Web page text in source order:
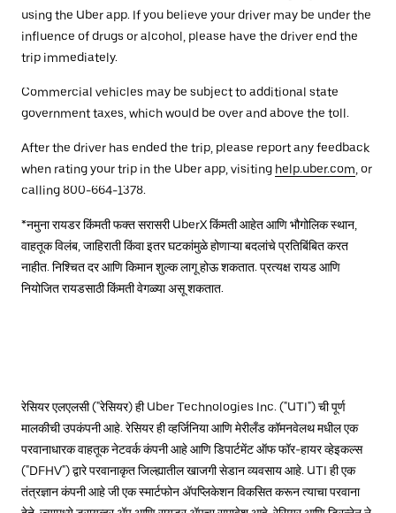
using the Uber app. If you believe your driver may be under the
influence of drugs or alcohol, please have the driver end the
trip immediately.
Commercial vehicles may be subject to additional state
government taxes, which would be over and above the toll.
After the driver has ended the trip, please report any feedback
when rating your trip in the Uber app, visiting help.uber.com , or
calling 800-664-1378.
*नमुना रायडर किंमती फक्त सरासरी UberX किंमती आहेत आणि भौगोलिक स्थान,
वाहतूक विलंब, जाहिराती किंवा इतर घटकांमुळे होणाऱ्या बदलांचे प्रतिबिंबित करत
नाहीत. निश्चित दर आणि किमान शुल्क लागू होऊ शकतात. प्रत्यक्ष रायड आणि
नियोजित रायडसाठी किंमती वेगळ्या असू शकतात.
रेसियर एलएलसी ("रेसियर) ही Uber Technologies Inc. ("UTI") ची पूर्ण
मालकीची उपकंपनी आहे. रेसियर ही व्हर्जिनिया आणि मेरीलँड कॉमनवेलथ मधील एक
परवानाधारक वाहतूक नेटवर्क कंपनी आहे आणि डिपार्टमेंट ऑफ फॉर-हायर व्हेइकल्स
("DFHV") द्वारे परवानाकृत जिल्ह्यातील खाजगी सेडान व्यवसाय आहे. UTI ही एक
तंत्रज्ञान कंपनी आहे जी एक स्मार्टफोन अ‍ॅपप्लिकेशन विकसित करून त्याचा परवाना